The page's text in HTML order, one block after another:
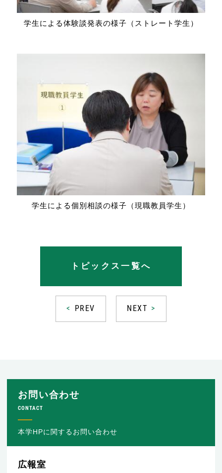
学生による体験談発表の様子（ストレート学生）
学生による個別相談の様子（現職教員学生）
PREV
トピックス一覧へ
NEXT
お問い合わせ
CONTACT
本学HPに関するお問い合わせ
広報室